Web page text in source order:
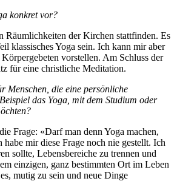
konkret vor?
Räumlichkeiten der Kirchen stattfinden. Es
klassisches Yoga sein. Ich kann mir aber
vorstellen. Am Schluss der
für eine christliche Meditation.
Menschen, die eine persönliche
das Yoga, mit dem Studium oder
Frage: «Darf man denn Yoga machen,
mir diese Frage noch nie gestellt. Ich
sollte, Lebensbereiche zu trennen und
einzigen, ganz bestimmten Ort im Leben
mutig zu sein und neue Dinge